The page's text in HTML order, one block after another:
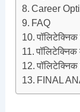
Career
FAQ
पॉलिटेक्निक
FINAL